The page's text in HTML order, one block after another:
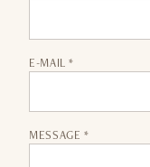
E-MAIL *
MESSAGE *